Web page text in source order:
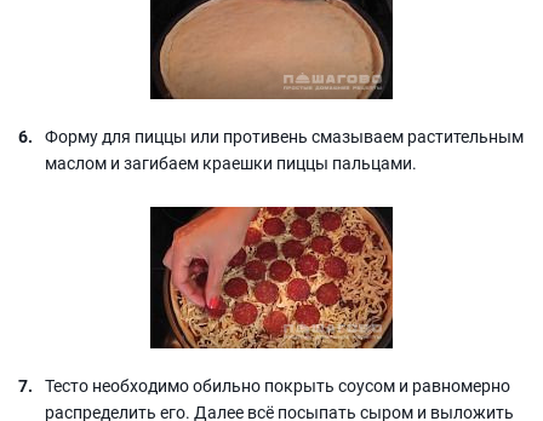
Форму для пиццы или противень смазываем растительным
маслом и загибаем краешки пиццы пальцами.
Тесто необходимо обильно покрыть соусом и равномерно
распределить его. Далее всё посыпать сыром и выложить